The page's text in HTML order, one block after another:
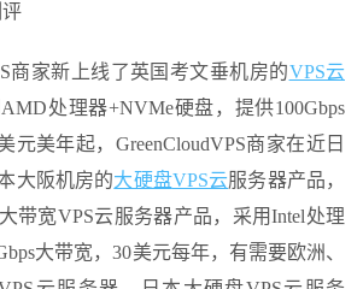
商家新上线了英国考文垂机房的VPS云
处理器+NVMe硬盘，提供100Gbps
元美年起，GreenCloudVPS商家在近日
大阪机房的大硬盘VPS云服务器产品，
带宽VPS云服务器产品，采用Intel处理
大带宽，30美元每年，有需要欧洲、